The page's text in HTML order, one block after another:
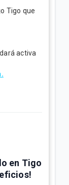
Tigo que
activa
en Tigo